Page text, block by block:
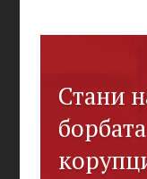
Стани